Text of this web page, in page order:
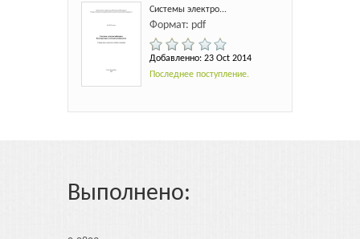
Системы электро...
Формат: pdf
Добавленно: 23 Oct 2014
Последнее поступление.
Выполнено: